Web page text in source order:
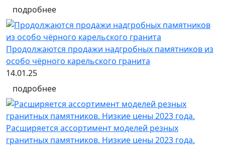
подробнее
Продолжаются продажи надгробных памятников из
особо чёрного карельского гранита
14.01.25
подробнее
Расширяется ассортимент моделей резных
гранитных памятников. Низкие цены 2023 года.